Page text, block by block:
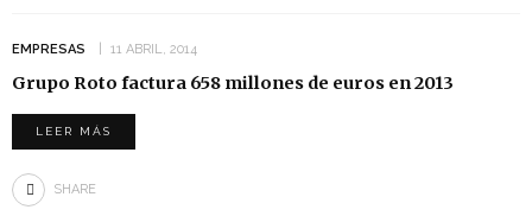
EMPRESAS 11 ABRIL, 2014
Grupo Roto factura 658 millones de euros en 2013
LEER MÁS
SHARE